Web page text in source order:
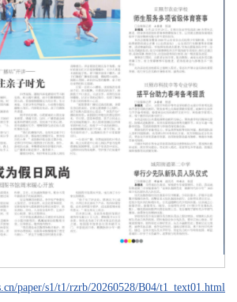
paper/s1/t1/rzrb/20260528/B04/t1_text01.html